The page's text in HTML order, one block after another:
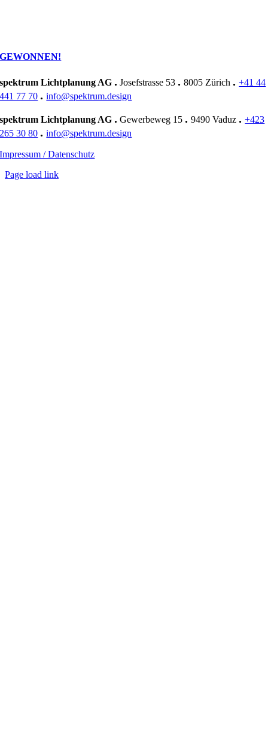
GEWONNEN!
spektrum Lichtplanung AG . Josefstrasse 53 .8005 Zürich .+41 44
441 77 70 .info@spektrum.design
spektrum Lichtplanung AG . Gewerbeweg 15 .9490 Vaduz .+423
265 30 80 .info@spektrum.design
Impressum / Datenschutz
Page load link